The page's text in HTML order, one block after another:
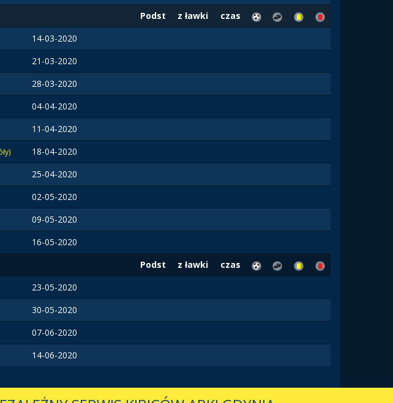
Podst z ławki
czas
14-03-2020
21-03-2020
28-03-2020
04-04-2020
11-04-2020
18-04-2020
25-04-2020
02-05-2020
09-05-2020
16-05-2020
Podst z ławki
czas
23-05-2020
30-05-2020
07-06-2020
14-06-2020